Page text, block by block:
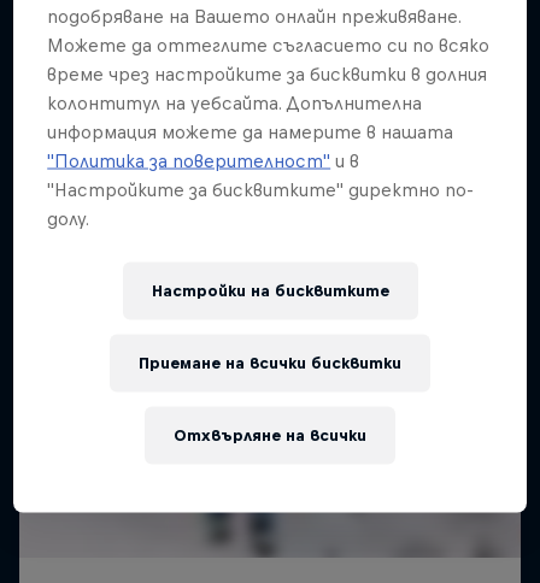
10 Снимки
A crash course in action sports
2 сезони · 17 епизоди
F1
подобряване на Вашето онлайн преживяване.
Можете да оттеглите съгласието си по всяко
време чрез настройките за бисквитки в долния
колонтитул на уебсайта. Допълнителна
информация можете да намерите в нашата
"Политика за поверителност" и в
"Настройките за бисквитките" директно по-
долу.
Настройки на бисквитките
Отхвърляне на всички
Приемане на всички бисквитки